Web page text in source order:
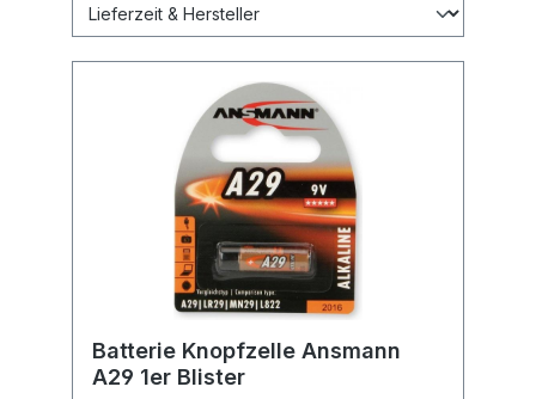
Batterie Knopfzelle Ansmann
A29 1er Blister